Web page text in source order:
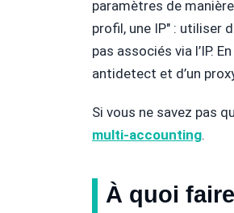
paramètres de
profil, une IP" : utiliser
pas associés via l’IP.
antidetect et d’un
Si vous ne savez pas
multi-accounting.
À quoi